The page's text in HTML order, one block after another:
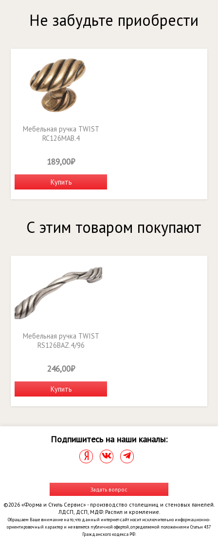
Не забудьте приобрести
Мебельная ручка TWIST
RC126MAB.4
189,00₽
Купить
С этим товаром покупают
Мебельная ручка TWIST
RS126BAZ.4/96
246,00₽
Купить
Подпишитесь на наши каналы:
Задать вопрос
©2026 «Форма и Стиль Сервис» - производство столешниц и стеновых панелей.
ЛДСП, ДСП, МДФ. Распил и кромление.
Обращаем Ваше внимание на то, что данный интернет-сайт носит исключительно информационно-
ориентировочный характер и не является публичной офертой, определяемой положениями Статьи 437
Гражданского кодекса РФ.